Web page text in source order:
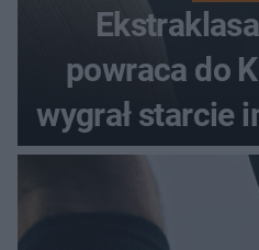
powraca do
wygrał starcie
pełnym